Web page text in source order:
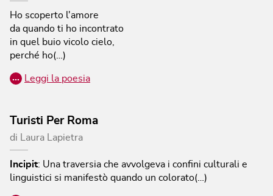
Ho scoperto l'amore
da quando ti ho incontrato
in quel buio vicolo cielo,
perché ho(…)
… Leggi la poesia
Turisti Per Roma
di Laura Lapietra
Incipit: Una traversia che avvolgeva i confini culturali e
linguistici si manifestò quando un colorato(…)